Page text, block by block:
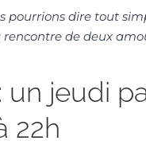
pourrions dire tout
de deux
un jeudi
22h